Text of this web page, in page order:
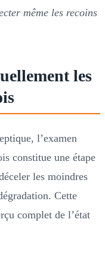
même les recoins
les
l’examen
constitue une étape
les moindres
Cette
complet de l’état